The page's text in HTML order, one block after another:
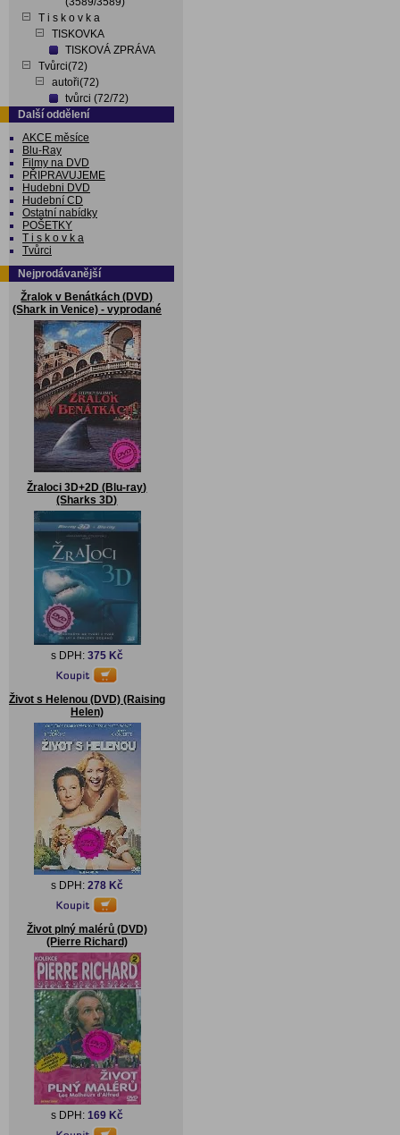
T i s k o v k a
TISKOVKA
TISKOVÁ ZPRÁVA
Tvůrci(72)
autoři(72)
tvůrci (72/72)
Další oddělení
AKCE měsíce
Blu-Ray
Filmy na DVD
PŘIPRAVUJEME
Hudebni DVD
Hudební CD
Ostatní nabídky
POŠETKY
T i s k o v k a
Tvůrci
Nejprodávanější
Žralok v Benátkách (DVD)
(Shark in Venice) - vyprodané
Žraloci 3D+2D (Blu-ray)
(Sharks 3D)
s DPH: 375 Kč
Život s Helenou (DVD) (Raising
Helen)
s DPH: 278 Kč
Život plný malérů (DVD)
(Pierre Richard)
s DPH: 169 Kč